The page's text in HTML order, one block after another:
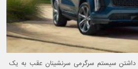
دنیای خودروهای ۲۰۲۶، داشتن سیستم سرگرمی سرنشینان عقب به یک